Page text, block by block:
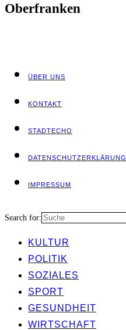
Oberfranken
ÜBER UNS
KON­TAKT
STADT­ECHO
DATEN­SCHUTZ­ER­KLÄ­RUNG
IMPRES­SUM
Search for:
KUL­TUR
POLI­TIK
SOZIA­LES
SPORT
GESUND­HEIT
WIRT­SCHAFT